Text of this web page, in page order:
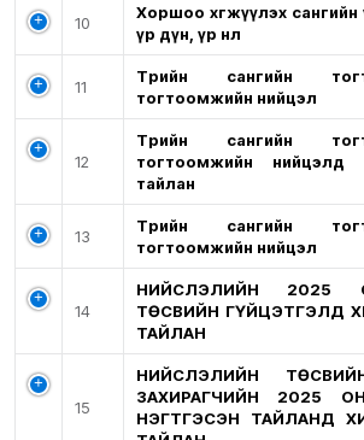
10
Хоршоо хөгжүүлэх
үр дүн, үр нөлөө
11
Төрийн сангийн
тогтоомжийн нийцэл
12
Төрийн сангийн
тогтоомжийн нийцэлд
тайлан
13
Төрийн сангийн
тогтоомжийн нийцэл
14
НИЙСЛЭЛИЙН 2025
ТӨСВИЙН ГҮЙЦЭТГЭЛД
ТАЙЛАН
15
НИЙСЛЭЛИЙН
ЗАХИРАГЧИЙН 2025
НЭГТГЭСЭН ТАЙЛАНД